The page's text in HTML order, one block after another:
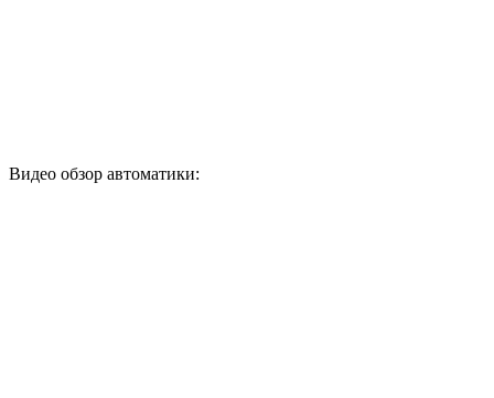
Видео обзор автоматики: